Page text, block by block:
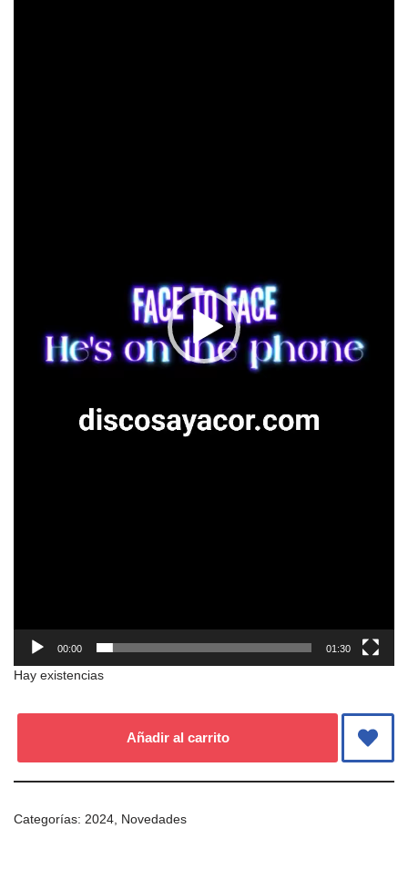
00:00 01:30
Hay existencias
Añadir al carrito
Categorías: 2024 Novedades